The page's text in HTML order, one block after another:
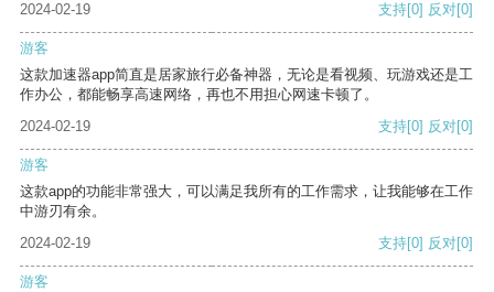
2024-02-19 支持[0] 反对[0]
游客
这款加速器app简直是居家旅行必备神器，无论是看视频、玩游戏还是工
作办公，都能畅享高速网络，再也不用担心网速卡顿了。
2024-02-19
支持[0] 反对[0]
游客
这款app的功能非常强大，可以满足我所有的工作需求，让我能够在工作
中游刃有余。
2024-02-19
支持[0] 反对[0]
游客